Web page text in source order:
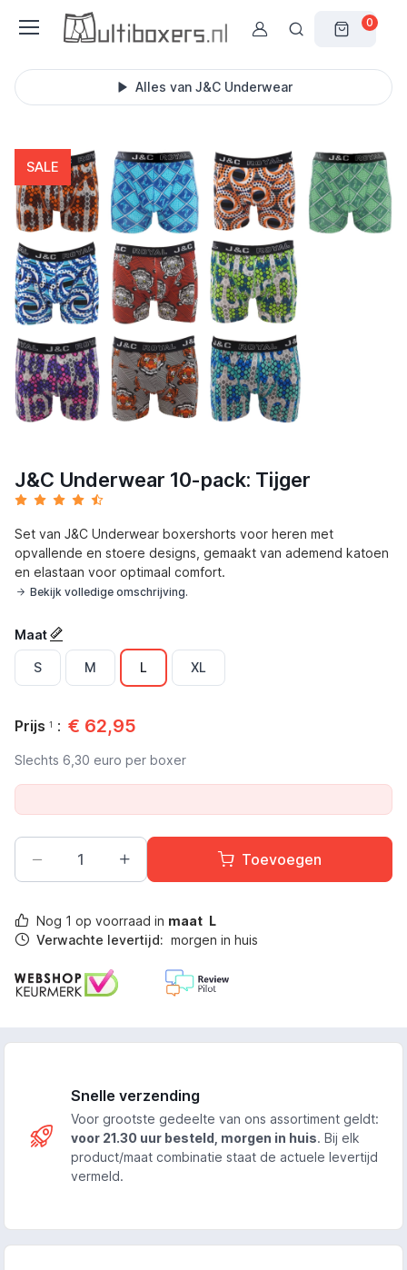
0
Alles van J&C Underwear
SALE
J&C Underwear 10-pack: Tijger
Set van J&C Underwear boxershorts voor heren met
opvallende en stoere designs, gemaakt van ademend katoen
en elastaan voor optimaal comfort.
Bekijk volledige omschrijving.
Maat
S M L XL
Prijs 1 : € 62,95
Slechts 6,30 euro per boxer
Toevoegen
Nog 1 op voorraad in maat L
Verwachte levertijd: morgen in huis
Snelle verzending
Voor grootste gedeelte van ons assortiment geldt:
voor 21.30 uur besteld, morgen in huis. Bij elk
product/maat combinatie staat de actuele levertijd
vermeld.